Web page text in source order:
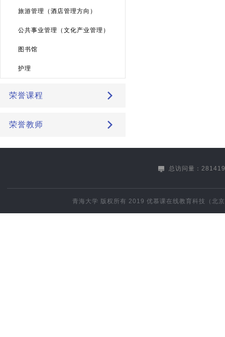
旅游管理（酒店管理方向）
公共事业管理（文化产业管理）
图书馆
护理
荣誉课程
荣誉教师
总访问量：
青海大学 版权所有 2019优慕课在线教育科技（北